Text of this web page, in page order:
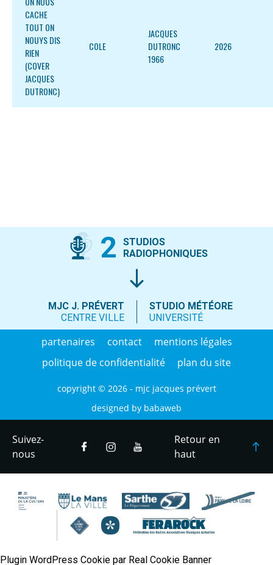
CACHE
TOUT ON
NOUYS DIS
RIEN
(COVER
JACQUES
DUTRONC)
COLE
JACQUES
DUTRONC
1966
2026
2
STUDIOS
RADIOPHONIQUES
MJC J. PRÉVERT
CENTRE VILLE
STUDIO MÉTÉORE
UNIVERSITÉ
partenaires contact
mentions légales
politique de confidentialité
plan du site
copyright © 2026 - mjc jacques prévert
designed by babaweb
Suivez-
nous
Retour en
haut
Plugin WordPress Cookie par Real Cookie Banner